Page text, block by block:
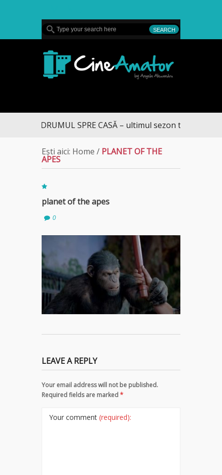
DRUMUL SPRE CASĂ – ultimul sezon te aduce la
Ești aici: Home / PLANET OF THE
APES
planet of the apes
0
LEAVE A REPLY
Your email address will not be published.
Required fields are marked*
Your comment (required):